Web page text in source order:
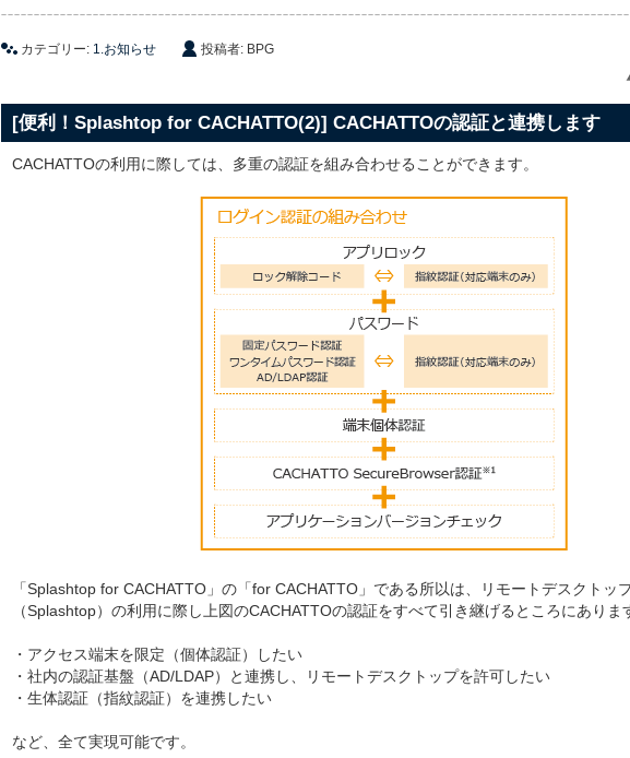
カテゴリー: 1.お知らせ 投稿者: BPG
[便利！Splashtop for CACHATTO(2)] CACHATTOの認証と連携します
CACHATTOの利用に際しては、多重の認証を組み合わせることができます。
「Splashtop for CACHATTO」の「for CACHATTO」である所以は、リモートデスクトッ
（Splashtop）の利用に際し上図のCACHATTOの認証をすべて引き継げるところにありま
・アクセス端末を限定（個体認証）したい
・社内の認証基盤（AD/LDAP）と連携し、リモートデスクトップを許可したい
・生体認証（指紋認証）を連携したい
など、全て実現可能です。